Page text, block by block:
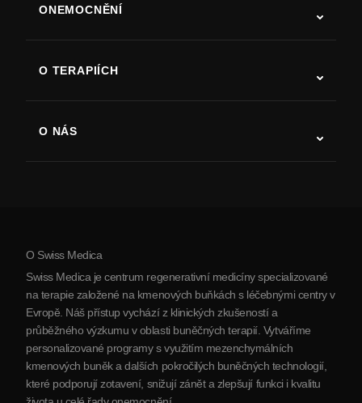
ONEMOCNĚNÍ
Parkinsonova choroba
Artritida
O TERAPIÍCH
O NÁS
O Srbsku
Partnerství
Kontaktujte nás
O Swiss Medica
Swiss Medica je centrum regenerativní medicíny specializované
na terapie založené na kmenových buňkách s léčebnými centry v
Evropě. Náš přístup vychází z klinických zkušeností a
průběžného výzkumu v oblasti buněčných terapií. Vytváříme
personalizované programy s využitím mezenchymálních
kmenových buněk a dalších pokročilých buněčných technologií,
které podporují zotavení, snižují zánět a zlepšují funkci i kvalitu